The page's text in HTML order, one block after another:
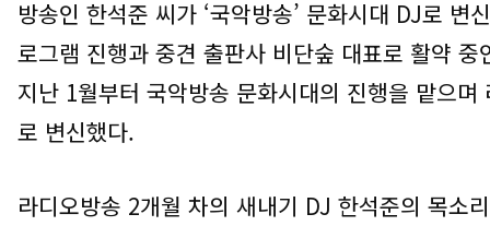
방송인 한석준 씨가 ‘국악방송’ 문화시대 DJ로 변
로그램 진행과 중견 출판사 비단숲 대표로 활약 중
지난 1월부터 국악방송 문화시대의 진행을 맡으
로 변신했다.
라디오방송 2개월 차의 새내기 DJ한석준의 목소